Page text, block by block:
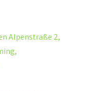
Alpenstraße 2,